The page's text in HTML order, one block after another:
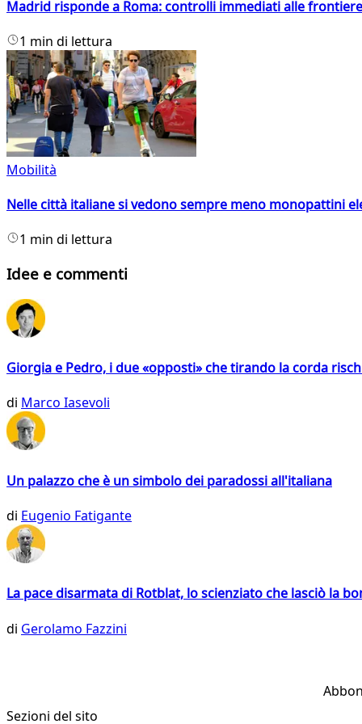
Madrid risponde a Roma: controlli immediati alle
1 min di lettura
Mobilità
Nelle città italiane si vedono sempre meno monopattini
1 min di lettura
Idee e commenti
Giorgia e Pedro, i due «opposti» che tirando la corda
di Marco Iasevoli
Un palazzo che è un simbolo dei paradossi all'italiana
di Eugenio Fatigante
La pace disarmata di Rotblat, lo scienziato che lasciò la
di Gerolamo Fazzini
Sezioni del sito